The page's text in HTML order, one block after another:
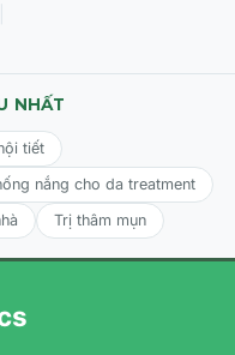
NHẤT
tiết
nắng cho da treatment
Trị thâm mụn